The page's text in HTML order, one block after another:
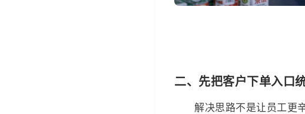
二、先把客户下单入口
解决思路不是让员工更